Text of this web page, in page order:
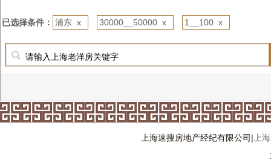
已选择条件： 浦东 x 30000__50000 x 1__100 x
上海速搜房地产经纪有限公司| 上